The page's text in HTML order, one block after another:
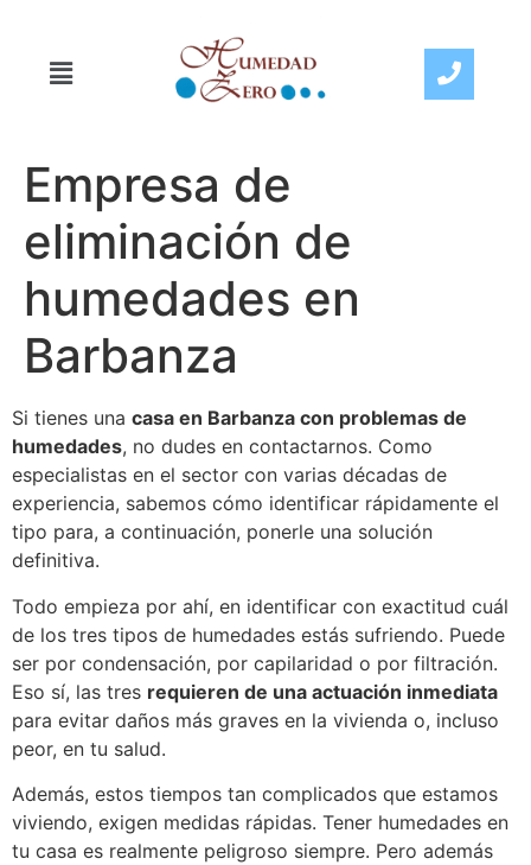
Empresa de
eliminación de
humedades en
Barbanza
Si tienes una casa en Barbanza con problemas de
humedades, no dudes en contactarnos. Como
especialistas en el sector con varias décadas de
experiencia, sabemos cómo identificar rápidamente el
tipo para, a continuación, ponerle una solución
definitiva.
Todo empieza por ahí, en identificar con exactitud cuál
de los tres tipos de humedades estás sufriendo. Puede
ser por condensación, por capilaridad o por filtración.
Eso sí, las tres requieren de una actuación inmediata
para evitar daños más graves en la vivienda o, incluso
peor, en tu salud.
Además, estos tiempos tan complicados que estamos
viviendo, exigen medidas rápidas. Tener humedades en
tu casa es realmente peligroso siempre. Pero además